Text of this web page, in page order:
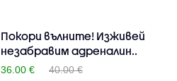
Покори вълните! Изживей
незабравим адреналин..
36.00 €
40.00 €